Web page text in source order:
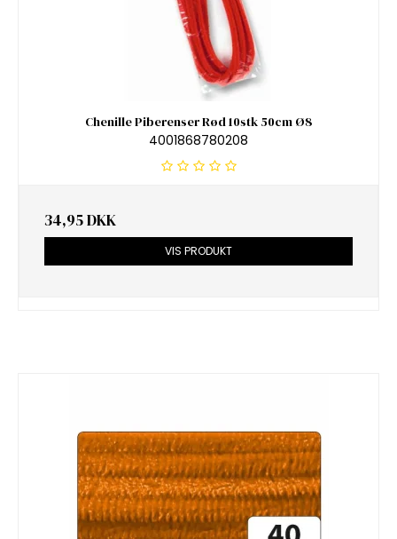
Chenille Piberenser Rød 10stk 50cm Ø8
4001868780208
34,95 DKK
VIS PRODUKT